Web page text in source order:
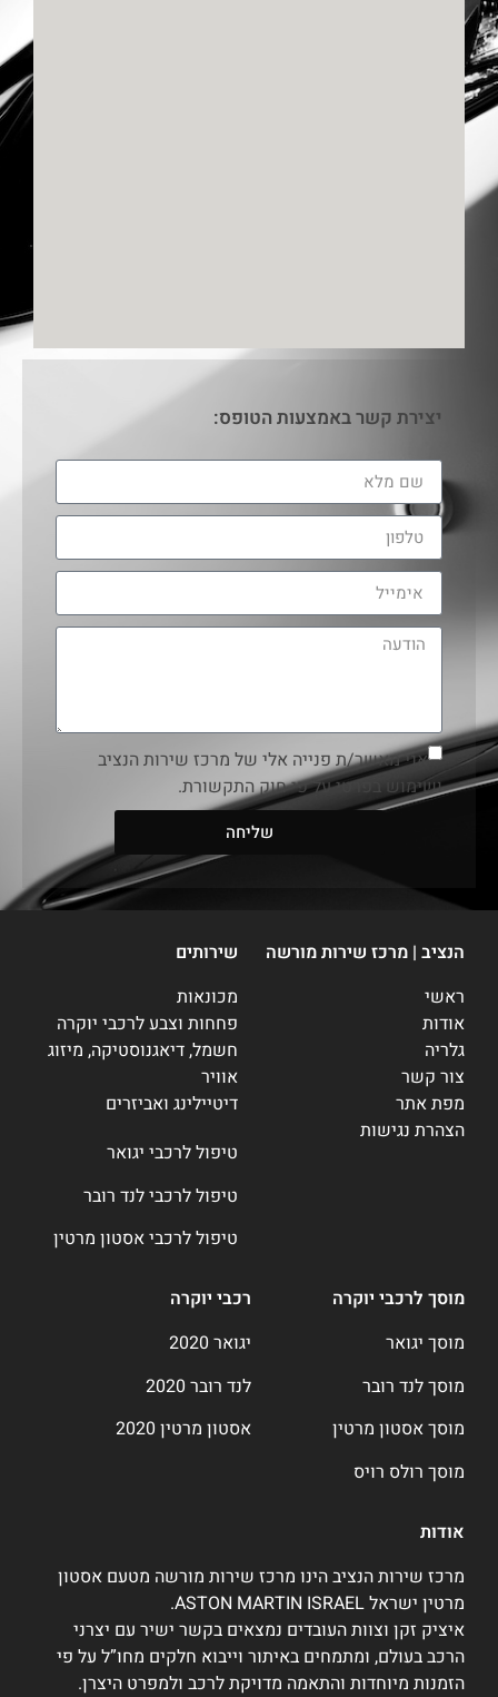
יצירת קשר באמצעות הטופס:
אני מאשר/ת פנייה אלי של מרכז שירות הנציב
ושימוש בפרטי על פי חוק התקשורת.
שליחה
הנציב | מרכז שירות מורשה
ראשי
אודות
גלריה
צור קשר
מפת אתר
הצהרת נגישות
שירותים
מכונאות
פחחות וצבע לרכבי יוקרה
חשמל, דיאגנוסטיקה, מיזוג
אוויר
דיטיילינג ואביזרים
טיפול לרכבי יגואר
טיפול לרכבי לנד רובר
טיפול לרכבי אסטון מרטין
מוסך לרכבי יוקרה
מוסך יגואר
מוסך לנד רובר
מוסך אסטון מרטין
מוסך רולס רויס
רכבי יוקרה
יגואר 2020
לנד רובר 2020
אסטון מרטין 2020
אודות
מרכז שירות הנציב הינו מרכז שירות מורשה מטעם אסטון
מרטין ישראל ASTON MARTIN ISRAEL.
איציק זקן וצוות העובדים נמצאים בקשר ישיר עם יצרני
הרכב בעולם, ומתמחים באיתור וייבוא חלקים מחו”ל על פי
הזמנות מיוחדות והתאמה מדויקת לרכב ולמפרט היצרן.